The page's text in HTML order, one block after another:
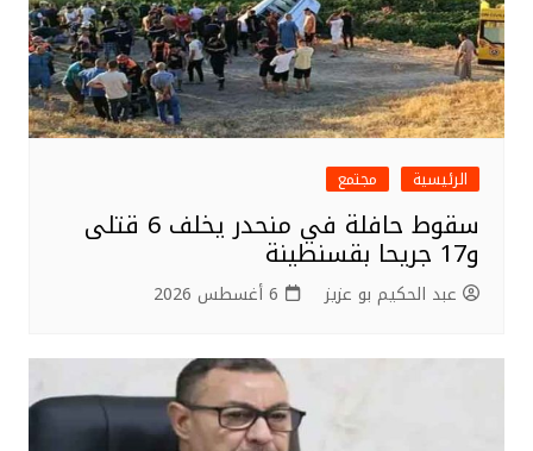
الرئيسية مجتمع
سقوط حافلة في منحدر يخلف 6 قتلى
و17 جريحا بقسنطينة
عبد الحكيم بو عزيز 6 أغسطس 2026